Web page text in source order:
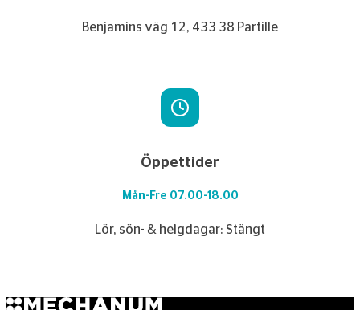
Benjamins väg 12, 433 38 Partille
Öppettider
Mån-Fre 07.00-18.00
Lör, sön- & helgdagar: Stängt